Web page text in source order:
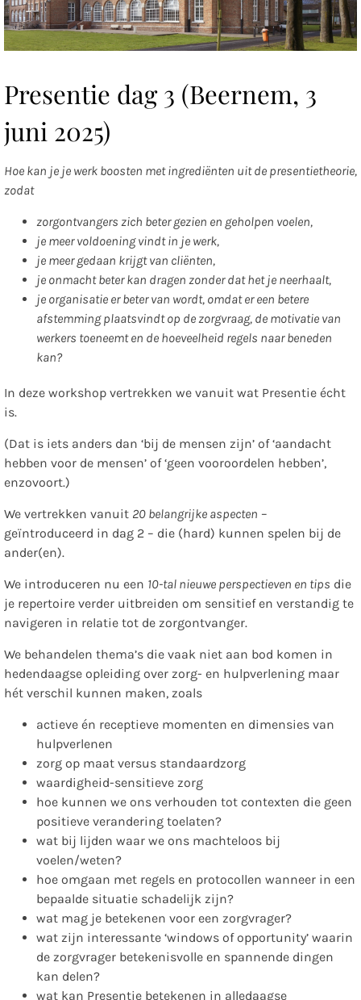
Presentie dag 3 (Beernem, 3
juni 2025)
Hoe kan je je werk boosten met ingrediënten uit de presentietheorie,
zodat
zorgontvangers zich beter gezien en geholpen voelen,
je meer voldoening vindt in je werk,
je meer gedaan krijgt van cliënten,
je onmacht beter kan dragen zonder dat het je neerhaalt,
je organisatie er beter van wordt, omdat er een betere
afstemming plaatsvindt op de zorgvraag, de motivatie van
werkers toeneemt en de hoeveelheid regels naar beneden
kan?
In deze workshop vertrekken we vanuit wat Presentie écht
is.
(Dat is iets anders dan ‘bij de mensen zijn’ of ‘aandacht
hebben voor de mensen’ of ‘geen vooroordelen hebben’,
enzovoort.)
We vertrekken vanuit 20 belangrijke aspecten –
geïntroduceerd in dag 2 – die (hard) kunnen spelen bij de
ander(en).
We introduceren nu een 10-tal nieuwe perspectieven en tips die
je repertoire verder uitbreiden om sensitief en verstandig te
navigeren in relatie tot de zorgontvanger.
We behandelen thema’s die vaak niet aan bod komen in
hedendaagse opleiding over zorg- en hulpverlening maar
hét verschil kunnen maken, zoals
actieve én receptieve momenten en dimensies van
hulpverlenen
zorg op maat versus standaardzorg
waardigheid-sensitieve zorg
hoe kunnen we ons verhouden tot contexten die geen
positieve verandering toelaten?
wat bij lijden waar we ons machteloos bij
voelen/weten?
hoe omgaan met regels en protocollen wanneer in een
bepaalde situatie schadelijk zijn?
wat mag je betekenen voor een zorgvrager?
wat zijn interessante ‘windows of opportunity’ waarin
de zorgvrager betekenisvolle en spannende dingen
kan delen?
wat kan Presentie betekenen in alledaagse